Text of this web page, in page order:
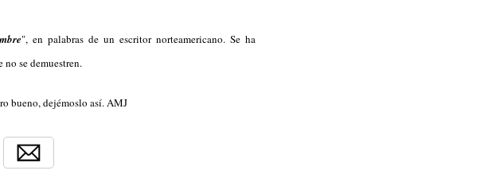
", en palabras de un escritor norteamericano. Se ha
no se demuestren.
bueno, dejémoslo así. AMJ